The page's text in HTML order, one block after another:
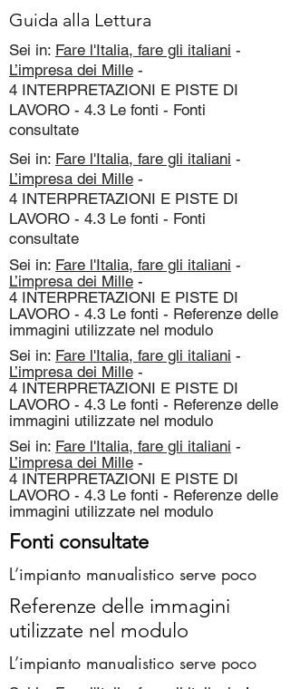
Guida alla Lettura
Sei in: Fare l'Italia, fare gli italiani -
L’impresa dei Mille -
4 INTERPRETAZIONI E PISTE DI
LAVORO - 4.3 Le fonti - Fonti
consultate
Sei in: Fare l'Italia, fare gli italiani -
L’impresa dei Mille -
4 INTERPRETAZIONI E PISTE DI
LAVORO - 4.3 Le fonti - Fonti
consultate
Sei in: Fare l'Italia, fare gli italiani -
L’impresa dei Mille -
4 INTERPRETAZIONI E PISTE DI
LAVORO - 4.3 Le fonti - Referenze delle
immagini utilizzate nel modulo
Sei in: Fare l'Italia, fare gli italiani -
L’impresa dei Mille -
4 INTERPRETAZIONI E PISTE DI
LAVORO - 4.3 Le fonti - Referenze delle
immagini utilizzate nel modulo
Sei in: Fare l'Italia, fare gli italiani -
L’impresa dei Mille -
4 INTERPRETAZIONI E PISTE DI
LAVORO - 4.3 Le fonti - Referenze delle
immagini utilizzate nel modulo
Fonti consultate
L’impianto manualistico serve poco
Referenze delle immagini
utilizzate nel modulo
L’impianto manualistico serve poco